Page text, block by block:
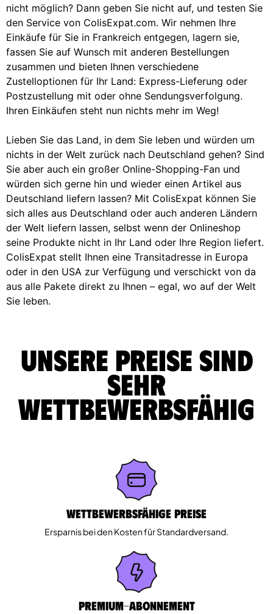
nicht möglich? Dann geben Sie nicht auf, und testen Sie
den Service von ColisExpat.com. Wir nehmen Ihre
Einkäufe für Sie in Frankreich entgegen, lagern sie,
fassen Sie auf Wunsch mit anderen Bestellungen
zusammen und bieten Ihnen verschiedene
Zustelloptionen für Ihr Land: Express-Lieferung oder
Postzustellung mit oder ohne Sendungsverfolgung.
Ihren Einkäufen steht nun nichts mehr im Weg!
Lieben Sie das Land, in dem Sie leben und würden um
nichts in der Welt zurück nach Deutschland gehen? Sind
Sie aber auch ein großer Online-Shopping-Fan und
würden sich gerne hin und wieder einen Artikel aus
Deutschland liefern lassen? Mit ColisExpat können Sie
sich alles aus Deutschland oder auch anderen Ländern
der Welt liefern lassen, selbst wenn der Onlineshop
seine Produkte nicht in Ihr Land oder Ihre Region liefert.
ColisExpat stellt Ihnen eine Transitadresse in Europa
oder in den USA zur Verfügung und verschickt von da
aus alle Pakete direkt zu Ihnen – egal, wo auf der Welt
Sie leben.
Unsere Preise sind
sehr
wettbewerbsfähig
Wettbewerbsfähige Preise
Ersparnis bei den Kosten für Standardversand.
Premium-Abonnement